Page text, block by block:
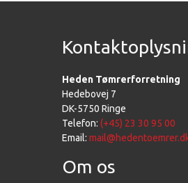
Heden Tømrerforretning
Hedebovej 7
DK-5750 Ringe
Telefon: (+45) 23 30 95 00
Email:
Om os